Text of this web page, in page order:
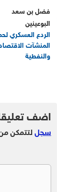
فضل بن سعد
البوعينين
الردع العسكري
المنشآت
والنفطية
اضف
سجل لتتمكن